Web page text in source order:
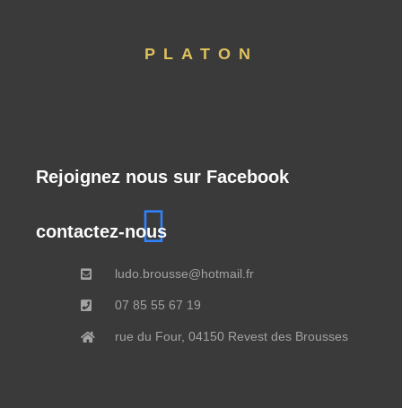
PLATON
Rejoignez nous sur Facebook
contactez-nous
ludo.brousse@hotmail.fr
07 85 55 67 19
rue du Four, 04150 Revest des Brousses